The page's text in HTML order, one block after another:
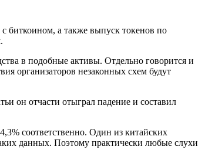
биткоином, а также выпуск токенов по
в подобные активы. Отдельно говорится и
организаторов незаконных схем будут
он отчасти отыграл падение и составил
соответственно. Один из китайских
данных. Поэтому практически любые слухи